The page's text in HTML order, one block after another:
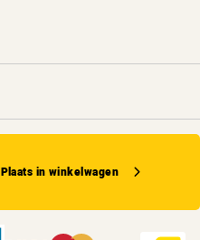
Plaats in winkelwagen